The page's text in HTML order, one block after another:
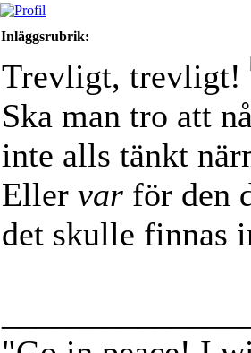
Inläggsrubrik:
Trevligt, trevligt!
Ska man tro att
inte alls tänkt
Eller var för den
det skulle finnas